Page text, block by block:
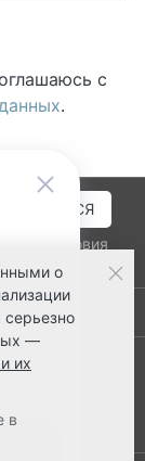
с
.
условия
о
серьезно
—
их
в